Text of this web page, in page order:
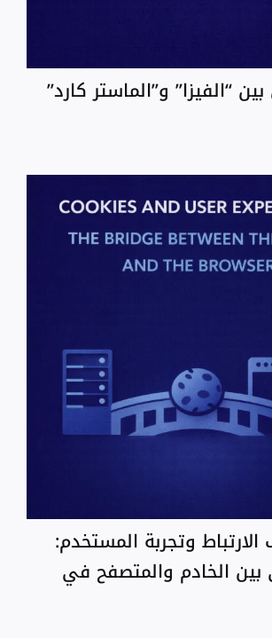
“الفيزا” و”الماستر كارد”
وتجربة المستخدم:
بين الخادم والمتصفح في